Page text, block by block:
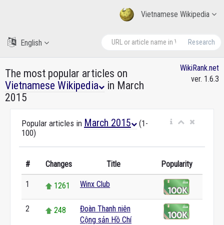
Vietnamese Wikipedia
Research
English
The most popular articles on
Vietnamese Wikipedia
in March
2015
WikiRank.net
ver. 1.6.3
Popular articles in March 2015
(1-
100)
# Changes Title Popularity
1 1261 Winx Club
2 248
Đoàn Thanh niên
Cộng sản Hồ Chí